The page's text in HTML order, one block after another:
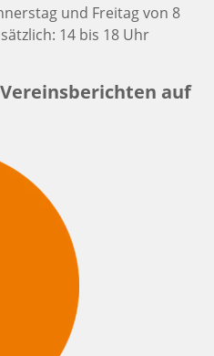
und Freitag von 8
14 bis 18 Uhr
auf